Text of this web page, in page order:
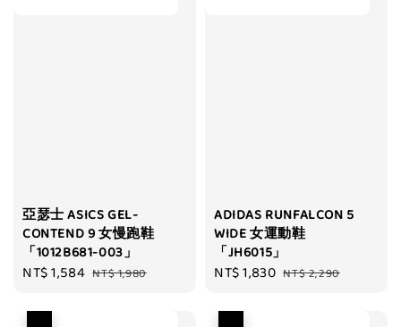
亞瑟士 ASICS GEL-
CONTEND 9 女慢跑鞋
「1012B681-003」
Sale
NT$ 1,584 Regular
NT$ 1,980
ADIDAS RUNFALCON 5
WIDE 女運動鞋
「JH6015」
Sale
NT$ 1,830 Regular
NT$ 2,290